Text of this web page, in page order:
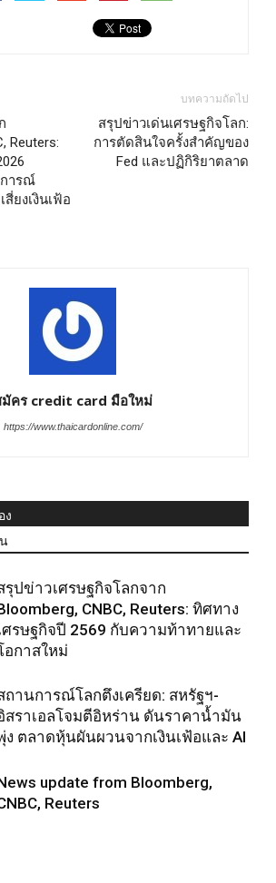
Reuters:
ารณ์
ยงเงินเฟ้อ
บทความถัดไป
สรุปข่าวเด่นเศรษฐกิจโลก:
การตัดสินใจครั้งสำคัญของ
Fed และปฏิกิริยาตลาด
มัคร credit card มือใหม่
https://www.thaicardonline.com/
ง
รุปข่าวเศรษฐกิจโลกจาก
CNBC, Reuters: ทิศทาง
ศรษฐกิจปี 2569 กับความท้าทายและ
อกาสใหม่
ถานการณ์โลกตึงเครียด: สหรัฐฯ-
สราเอลโจมตีอิหร่าน ดันราคาน้ำมัน
ง ตลาดหุ้นผันผวนจากเงินเฟ้อและ AI
update from Bloomberg,
Reuters